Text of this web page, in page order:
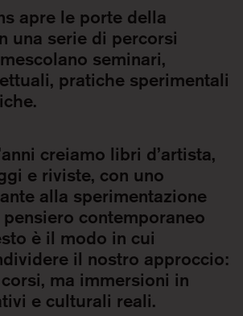
apre le porte della
una serie di percorsi
seminari,
pratiche sperimentali
creiamo libri d’artista,
e riviste, con uno
alla sperimentazione
contemporaneo
è il modo in cui
il nostro approccio:
ma immersioni in
e culturali reali.